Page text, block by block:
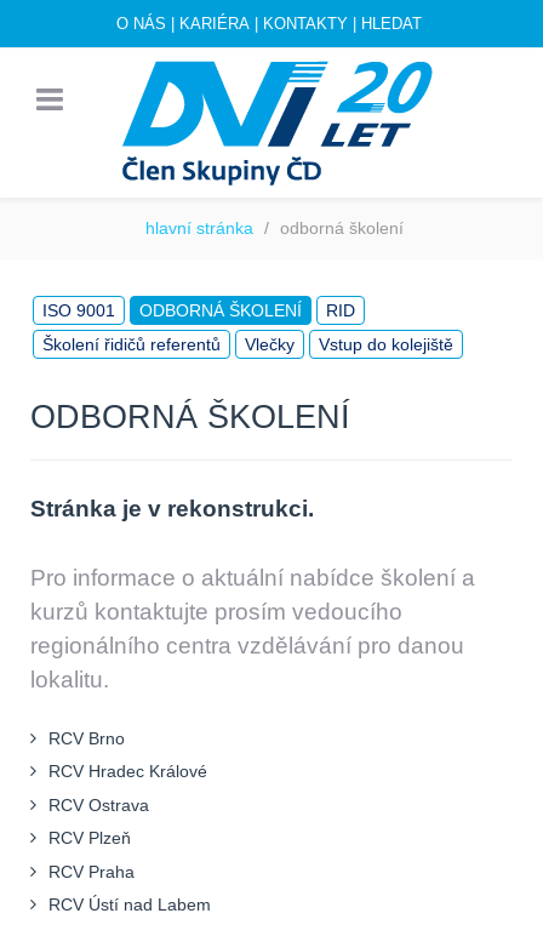
O NÁS KARIÉRA KONTAKTY HLEDAT
hlavní stránka odborná školení
ISO 9001 ODBORNÁ ŠKOLENÍ
RID
Školení řidičů referentů
Vlečky Vstup do kolejiště
ODBORNÁ ŠKOLENÍ
Stránka je v rekonstrukci.
Pro informace o aktuální nabídce školení a
kurzů kontaktujte prosím vedoucího
regionálního centra vzdělávání pro danou
lokalitu.
RCV Brno
RCV Hradec Králové
RCV Ostrava
RCV Plzeň
RCV Praha
RCV Ústí nad Labem